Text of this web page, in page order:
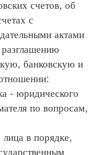
счетов, об
с
актами
банковскую и
- юридического
по вопросам,
в порядке,